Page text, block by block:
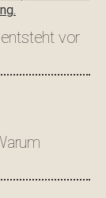
vor